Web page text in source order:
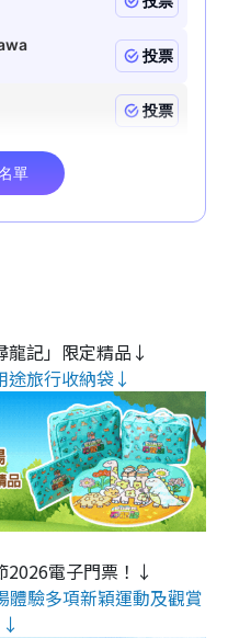
龍記」限定精品↓
途旅行收納袋↓
2026電子門票！↓
驗多項新穎運動及觀賞